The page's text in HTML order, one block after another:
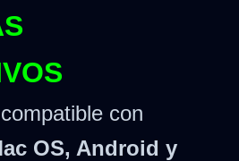
con
OS, Android y